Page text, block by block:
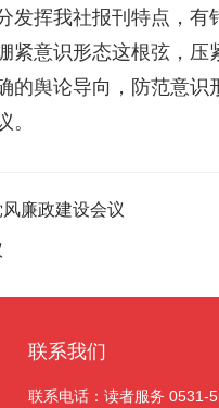
发挥我社报刊特点，
意识形态这根弦，压
舆论导向，防范意识
。
廉政建设会议
联系我们
联系电话：读者服务 0531-